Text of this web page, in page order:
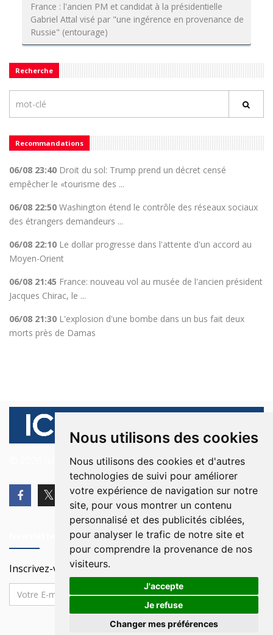
Nous utilisons des cookies
Nous utilisons des cookies et d'autres
technologies de suivi pour améliorer
votre expérience de navigation sur notre
site, pour vous montrer un contenu
personnalisé et des publicités ciblées,
pour analyser le trafic de notre site et
pour comprendre la provenance de nos
visiteurs.
J'accepte
Je refuse
Changer mes préférences
France : l'ancien PM et candidat à la présidentielle
Gabriel Attal visé par "une ingérence en provenance de
Russie" (entourage)
Recherche
Recommandations
06/08 23:40 Droit du sol: Trump prend un décret censé
empêcher le «tourisme des ...
06/08 22:50 Washington étend le contrôle des réseaux sociaux
des étrangers demandeurs ...
06/08 22:10 Le dollar progresse dans l'attente d'un accord au
Moyen-Orient
06/08 21:45 France: nouveau vol au musée de l'ancien président
Jacques Chirac, le ...
06/08 21:30 L'explosion d'une bombe dans un bus fait deux
morts près de Damas
© 2026 Ici Beyrouth. Tous les droits sont réservés.
Inscrivez-vous à notre Newsletter